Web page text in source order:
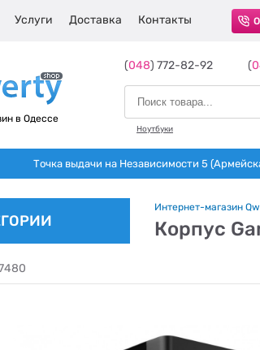
Услуги Доставка Контакты
в Одессе
(048) 772-82-92 (
Ноутбуки
Точка выдачи на Независимости 5
Интернет-магазин
Корпус